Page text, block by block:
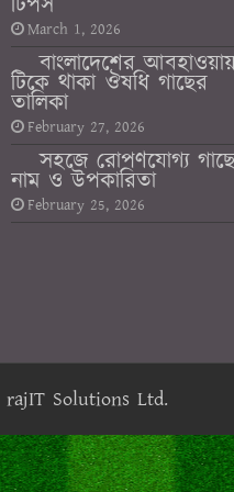
March 1, 2026
বাংলাদেশের
টিকে থাকা ঔষধি গাছের
তালিকা
February 27, 2026
সহজে রোপণযোগ্য
নাম ও উপকারিতা
February 25, 2026
rajIT Solutions Ltd.